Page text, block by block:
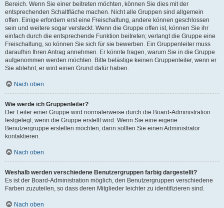
Bereich. Wenn Sie einer beitreten möchten, können Sie dies mit der
entsprechenden Schaltfläche machen. Nicht alle Gruppen sind allgemein
offen. Einige erfordern erst eine Freischaltung, andere können geschlossen
sein und weitere sogar versteckt. Wenn die Gruppe offen ist, können Sie ihr
einfach durch die entsprechende Funktion beitreten; verlangt die Gruppe eine
Freischaltung, so können Sie sich für sie bewerben. Ein Gruppenleiter muss
daraufhin Ihren Antrag annehmen. Er könnte fragen, warum Sie in die Gruppe
aufgenommen werden möchten. Bitte belästige keinen Gruppenleiter, wenn er
Sie ablehnt, er wird einen Grund dafür haben.
Nach oben
Wie werde ich Gruppenleiter?
Der Leiter einer Gruppe wird normalerweise durch die Board-Administration
festgelegt, wenn die Gruppe erstellt wird. Wenn Sie eine eigene
Benutzergruppe erstellen möchten, dann sollten Sie einen Administrator
kontaktieren.
Nach oben
Weshalb werden verschiedene Benutzergruppen farbig dargestellt?
Es ist der Board-Administration möglich, den Benutzergruppen verschiedene
Farben zuzuteilen, so dass deren Mitglieder leichter zu identifizieren sind.
Nach oben